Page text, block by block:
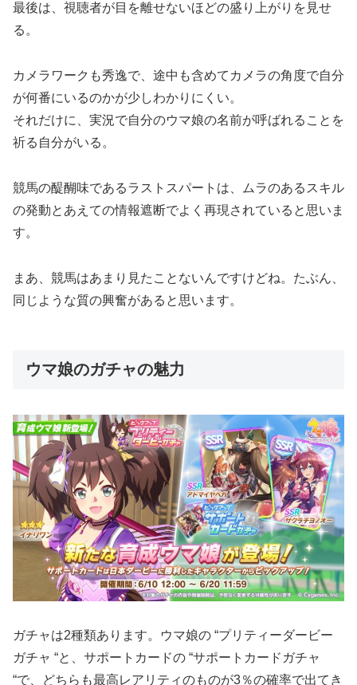
最後は、視聴者が目を離せないほどの盛り上がりを見せ
る。
カメラワークも秀逸で、途中も含めてカメラの角度で自分
が何番にいるのかが少しわかりにくい。
それだけに、実況で自分のウマ娘の名前が呼ばれることを
祈る自分がいる。
競馬の醍醐味であるラストスパートは、ムラのあるスキル
の発動とあえての情報遮断でよく再現されていると思いま
す。
まあ、競馬はあまり見たことないんですけどね。たぶん、
同じような質の興奮があると思います。
ウマ娘のガチャの魅力
ガチャは2種類あります。ウマ娘の “プリティーダービー
ガチャ “と、サポートカードの “サポートカードガチャ
“で、どちらも最高レアリティのものが3％の確率で出てき